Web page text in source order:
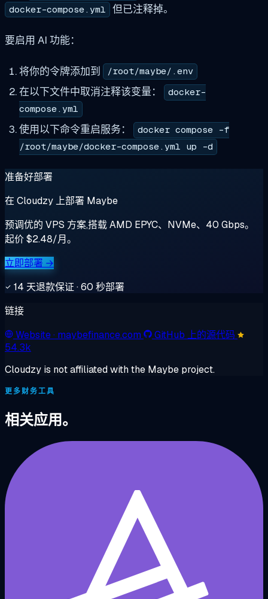
docker-compose.yml 但已注释掉。
要启用 AI 功能：
将你的令牌添加到 /root/maybe/.env
在以下文件中取消注释该变量：
docker-
compose.yml
使用以下命令重启服务：
docker compose -f
/root/maybe/docker-compose.yml up -d
准备好部署
在 Cloudzy 上部署 Maybe
预调优的 VPS 方案,搭载 AMD EPYC、NVMe、40 Gbps。
起价 $2.48/月。
立即部署 →
14 天退款保证 · 60 秒部署
链接
Website· maybefinance.com
GitHub 上的源代码
54.3k
Cloudzy is not affiliated with the Maybe project.
更多财务工具
相关应用。